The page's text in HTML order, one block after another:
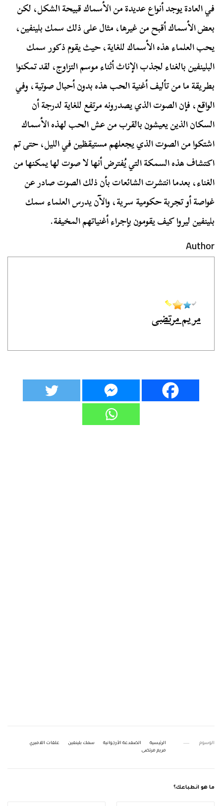
في العادة يوجد أنواع عديدة من الأسماك قبيحة الشكل، لكن
بعض الأسماك أقبح من غيرها، مثال على ذلك سمك بلينفين،
يحب العلماء هذه الأسماك للغاية، حيث يقوم ذكور سمك
البلينفين بالغناء لجذب الإناث أثناء موسم التزاوج، لقد تمكنوا
بطريقة ما من تأليف أغنية الحب هذه بدون أحبال صوتية، وفي
الواقع، فإن الصوت الذي يصدرونه مرتفع للغاية لدرجة أن
السكان الذين يعيشون بالقرب من عش الحب لهذه الأسماك
اشتكوا من الصوت الذي يجعلهم مستيقظين في الليل، حتى تم
اكتشاف هذه السمكة التي يُفترض أنها لا صوت لها يمكنها من
الغناء، بعدما انتشرت الشائعات بأن ذلك الصوت صادر عن
غواصة أو تجربة حكومية سرية، والآن يدرس العلماء سمك
بلينفين ليروا كيف يقومون بإجراء أغنياتهم المخيفة.
Author
مريم مرتضى
الوسوم الرئيسية الضفدعة الأرجوانية سمك بلينفين
علقات اللامبري
مريم مرتضى
ما هو انطباعك؟